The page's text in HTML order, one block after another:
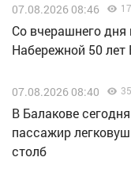
07.08.2026 08:46
Со вчерашнего дня
Набережной 50
07.08.2026 08:40
В Балакове
пассажир
столб